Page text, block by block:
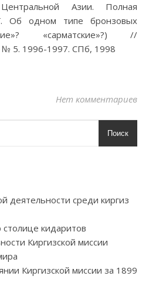
Центральной Азии. Полная
Об одном типе бронзовых
«сарматские»?) //
№ 5. 1996-1997. СПб, 1998
Нет комментариев
Поиск
деятельности среди киргиз
столице кидаритов
Киргизской миссии
Киргизской миссии за 1899